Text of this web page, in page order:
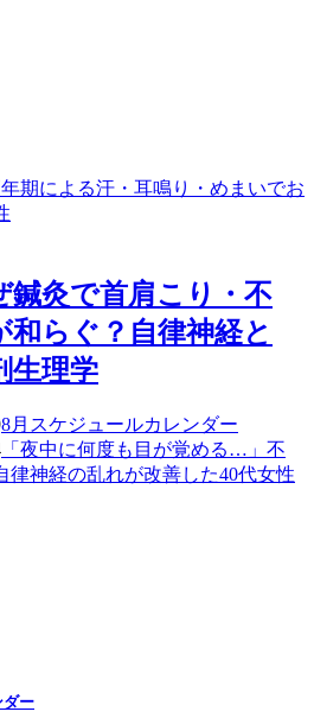
期による汗・耳鳴り・めまいでお
鍼灸で首肩こり・不
和らぐ？自律神経と
生理学
8月スケジュールカレンダー
「夜中に何度も目が覚める…」不
律神経の乱れが改善した40代女性
ダー